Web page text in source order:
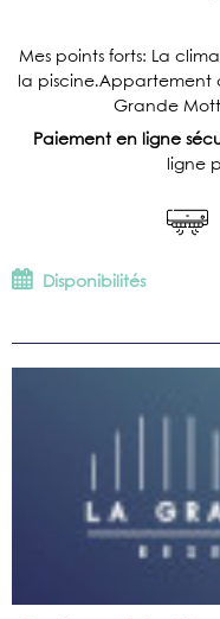
Mes points forts: La
la piscine.Appartement
Grande
Paiement en ligne
ligne
Disponibilités